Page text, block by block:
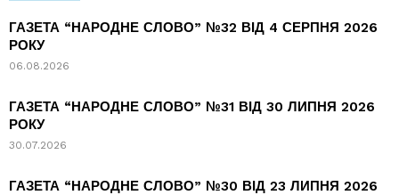
ГАЗЕТА “НАРОДНЕ СЛОВО” №32 ВІД 4 СЕРПНЯ 2026
РОКУ
06.08.2026
ГАЗЕТА “НАРОДНЕ СЛОВО” №31 ВІД 30 ЛИПНЯ 2026
РОКУ
30.07.2026
ГАЗЕТА “НАРОДНЕ СЛОВО” №30 ВІД 23 ЛИПНЯ 2026